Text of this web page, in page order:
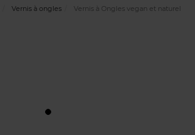
Vernis à ongles Vernis à Ongles vegan et naturel